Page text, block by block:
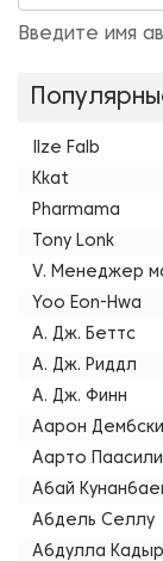
Введите имя
Ilze Falb
Kkat
Pharmama
Tony Lonk
V. Менеджер
Yoo Eon-Hwa
А. Дж. Беттс
А. Дж. Риддл
А. Дж. Финн
Аарон
Аарто
Абай
Абдель Селлу
Абдулла